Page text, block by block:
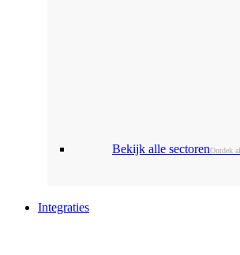
Bekijk alle sectorenOntdek
Integraties